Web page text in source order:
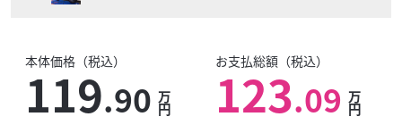
本体価格（税込）
119.90 万
円
お支払総額（税込）
123.09 万
円